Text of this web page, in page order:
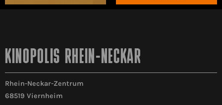
KINOPOLIS RHEIN-NECKAR
Rhein-Neckar-Zentrum
68519 Viernheim